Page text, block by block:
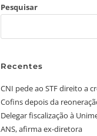
Pesquisar
Recentes
CNI pede ao STF direito a
Cofins depois da
Delegar fiscalização à
ANS, afirma ex-diretora